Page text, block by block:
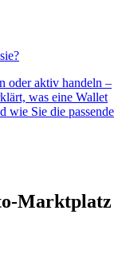
oder aktiv handeln –
was eine Wallet
wie Sie die passende
Marktplatz